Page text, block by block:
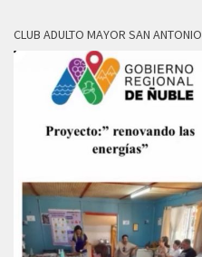
CLUB ADULTO MAYOR SAN ANTONIO